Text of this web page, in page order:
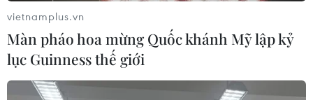
59 năm ASEAN: Đoàn kết là “lợi thế
cạnh tranh” đặc biệt của Hiệp hội
07/08/2026 12:00
vietnamplus.vn
Màn pháo hoa mừng Quốc khánh Mỹ lập kỷ
lục Guinness thế giới